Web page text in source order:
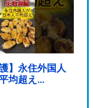
】永住外国人
均超え...